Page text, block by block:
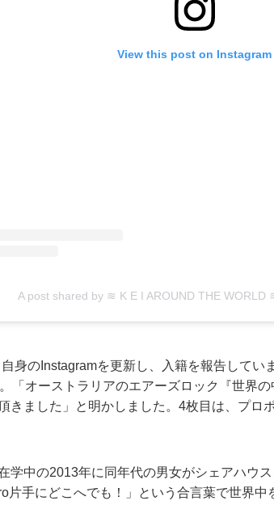
View this post on Instagram
A post shared by ≋ K E I AROUND THE WORLD
身のInstagramを更新し、入籍を報告してい
「オーストラリアのエアーズロック『世界
きました」と明かしました。4枚目は、プロ
学中の2013年に同年代の男女がシェアハウ
片手にどこへでも！」という合言葉で世界